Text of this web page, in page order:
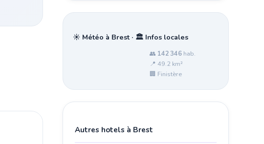
☀️ Météo à Brest · 🏛️ Infos locales
👥 142 346 hab.
📍 49.2 km²
🏢 Finistère
Autres hotels à Brest